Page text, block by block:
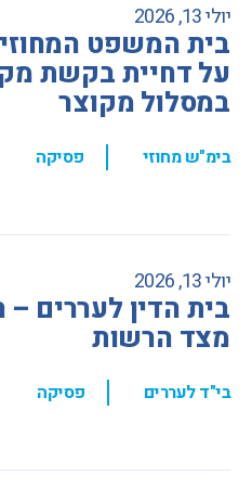
יולי 13, 2026
בית המשפט
על דחיית בקשת
במסלול מקוצר
בימ"ש מחוזי , פסיקה
יולי 13, 2026
בית הדין לעררים
מצד הרשות
בי"ד לעררים , פסיקה